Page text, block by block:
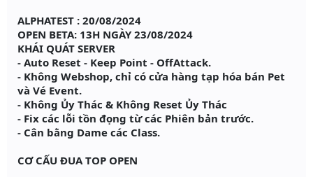
ALPHATEST : 20/08/2024
OPEN BETA: 13H NGÀY 23/08/2024
KHÁI QUÁT SERVER
- Auto Reset - Keep Point - OffAttack.
- Không Webshop, chỉ có cửa hàng tạp hóa bán Pet
và Vé Event.
- Không Ủy Thác & Không Reset Ủy Thác
- Fix các lỗi tồn đọng từ các Phiên bản trước.
- Cân bằng Dame các Class.
CƠ CẤU ĐUA TOP OPEN